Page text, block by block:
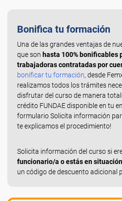
Bonifica tu formación
Una de las grandes ventajas de
que son hasta 100% bonificables
trabajadoras contratadas por
bonificar tu formación, desde
realizamos todos los trámites
disfrutar del curso de manera
crédito FUNDAE disponible en tu
formulario Solicita información
te explicamos el procedimiento!
Solicita información del curso si
funcionario/a o estás en
un código de descuento adicional